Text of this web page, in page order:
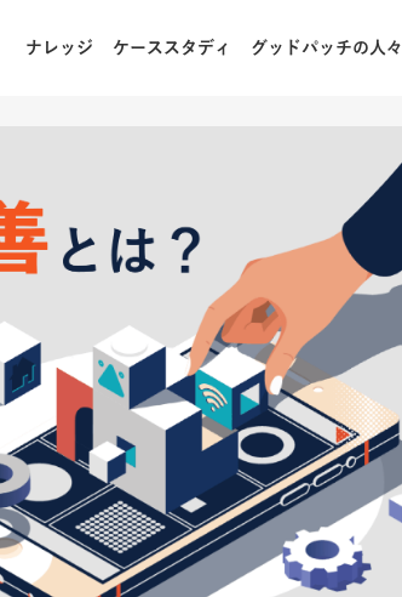
ナレッジ ケーススタディ グッドパッチの人々